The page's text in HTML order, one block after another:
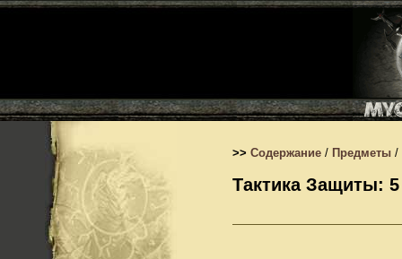
>> Содержание / Предметы /
Тактика Защиты: 5